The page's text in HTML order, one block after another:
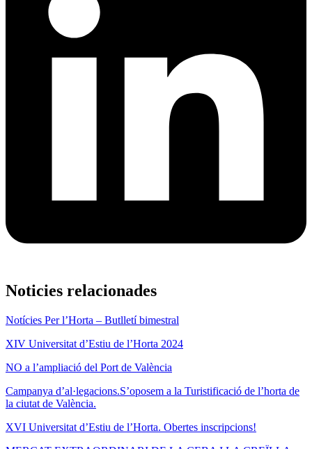
Noticies relacionades
Notícies Per l’Horta – Butlletí bimestral
XIV Universitat d’Estiu de l’Horta 2024
NO a l’ampliació del Port de València
Campanya d’al·legacions.S’oposem a la Turistificació de l’horta de
la ciutat de València.
XVI Universitat d’Estiu de l’Horta. Obertes inscripcions!